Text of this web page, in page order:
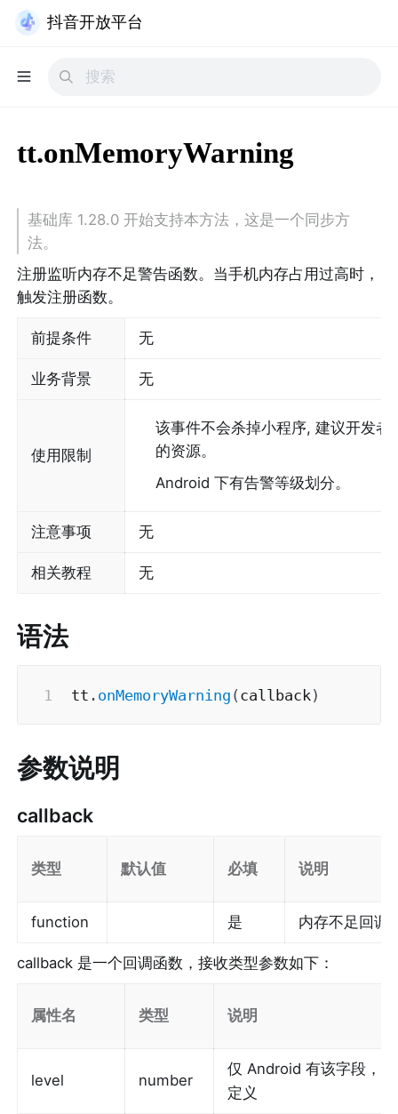
抖音开放平台
tt.onMemoryWarning
基础库 1.28.0 开始支持本方法，这是一个同步方
法。
注册监听内存不足警告函数。当手机内存占用过高时，
触发注册函数。
前提条件 无
业务背景 无
使用限制
该事件不会杀掉小程序, 建议开发
的资源。
Android 下有告警等级划分。
注意事项 无
相关教程 无
语法
tt . onMemoryWarning ( callback )
参数说明
callback
类型 默认值 必填 说明
function 是 内存不足回调
callback 是一个回调函数，接收类型参数如下：
属性名 类型 说明
level number
仅 Android 有该字段，
定义